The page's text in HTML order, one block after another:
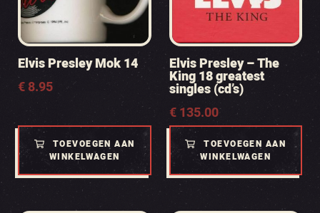
Elvis Presley Mok 14
€8.95
TOEVOEGEN AAN
WINKELWAGEN
Elvis Presley – The
King 18 greatest
singles (cd’s)
€135.00
TOEVOEGEN AAN
WINKELWAGEN